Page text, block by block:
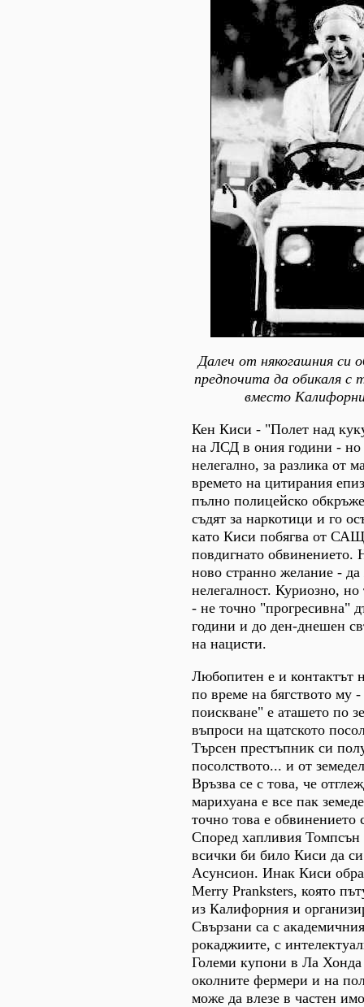
Далеч от някогашния си
предпочита да обикаля с
вместо
Кен Киси - "Полет над
на ЛСД в ония години -
нелегално, за разлика от
времето на цитирания
пълно полицейско
съдят за наркотици и го
като Киси побягва от
повдигнато обвинението.
ново странно желание -
нелегалност. Куриозно,
- не точно "прогресивна"
години и до ден-днешен
на нацисти.
Любопитен е и контактът
по време на бягството му
поискване" е аташето по
въпроси на щатското
Търсен престъпник си
посолството... и от
Връзва се с това, че
марихуана е все пак
точно това е
Според хапливия Томпсън
всички би било Киси да
Асунсион. Инак Киси
Merry Pranksters, която
из Калифорния и
Свързани са с
рокаджиите, с
Големи купони в Ла Хонда
околните фермери и на
може да влезе в частен